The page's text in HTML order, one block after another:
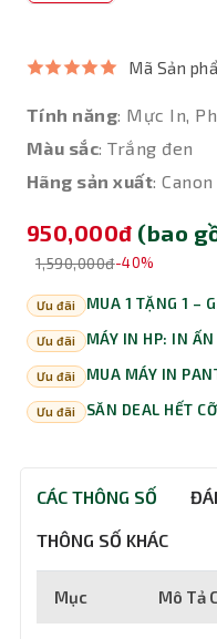
Mã Sản
Tính năng: Mực In,
Màu sắc: Trắng đen
Hãng sản xuất: Canon
950,000đ (bao
1,590,000đ-40%
Ưu đãi MUA 1 TẶNG 1 –
Ưu đãi MÁY IN HP: IN
Ưu đãi MUA MÁY IN
Ưu đãi SĂN DEAL HẾT
CÁC THÔNG SỐ
THÔNG SỐ KHÁC
Mục Mô Tả